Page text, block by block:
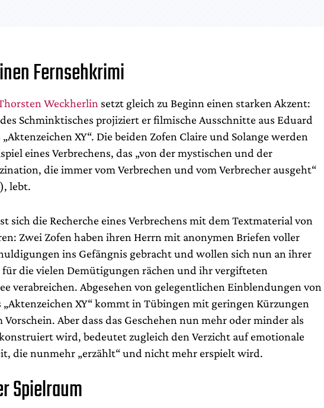
Fernsehkrimi
Weckherlin setzt gleich zu Beginn einen starken Akzent:
Schminktisches projiziert er filmische Ausschnitte aus Eduard
XY“. Die beiden Zofen Claire und Solange werden
eines Verbrechens, das „von der mystischen und der
die immer vom Verbrechen und vom Verbrecher ausgeht“
lebt.
sich die Recherche eines Verbrechens mit dem Textmaterial von
Zwei Zofen haben ihren Herrn mit anonymen Briefen voller
ins Gefängnis gebracht und wollen sich nun an ihrer
für die vielen Demütigungen rächen und ihr vergifteten
verabreichen. Abgesehen von gelegentlichen Einblendungen von
„Aktenzeichen XY“ kommt in Tübingen mit geringen Kürzungen
Aber dass das Geschehen nun mehr oder minder als
wird, bedeutet zugleich den Verzicht auf emotionale
die nunmehr „erzählt“ und nicht mehr erspielt wird.
Spielraum